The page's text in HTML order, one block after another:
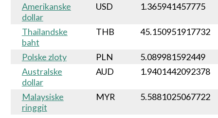
Amerikanske
dollar
USD 1.365941457775
Thailandske
baht
THB 45.150951917732
Polske zloty PLN
5.089981592449
Australske
dollar
AUD 1.9401442092378
Malaysiske
ringgit
MYR 5.5881025067722